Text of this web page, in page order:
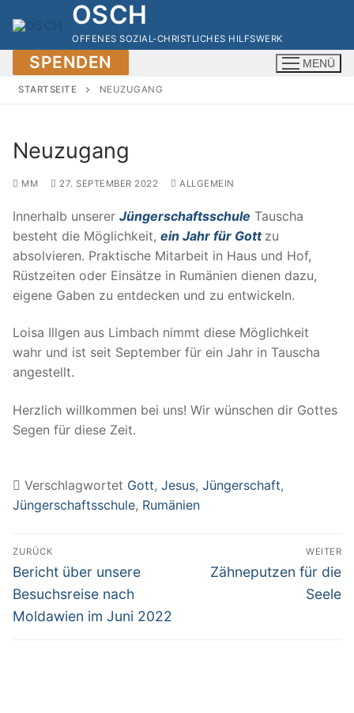
Inhalt
springen
OSCH
OFFENES SOZIAL-CHRISTLICHES HILFSWERK
SPENDEN MENÜ
STARTSEITE NEUZUGANG
Neuzugang
MM 27. SEPTEMBER 2022 ALLGEMEIN
Innerhalb unserer Jüngerschaftsschule Tauscha
besteht die Möglichkeit, ein Jahr für Gott zu
absolvieren. Praktische Mitarbeit in Haus und Hof,
Rüstzeiten oder Einsätze in Rumänien dienen dazu,
eigene Gaben zu entdecken und zu entwickeln.
Loisa Illgen aus Limbach nimmt diese Möglichkeit
wahr und ist seit September für ein Jahr in Tauscha
angestellt.
Herzlich willkommen bei uns! Wir wünschen dir Gottes
Segen für diese Zeit.
Verschlagwortet Gott, Jesus, Jüngerschaft,
Jüngerschaftsschule, Rumänien
Beitragsnavigation
ZURÜCK
Vorheriger
Beitrag:
Bericht über unsere
Besuchsreise nach
Moldawien im Juni 2022
WEITER
Nächster
Zähneputzen für die
Seele